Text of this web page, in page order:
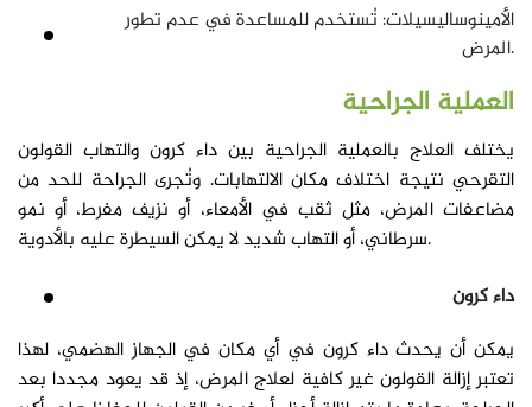
الأمينوساليسيلات: تُستخدم للمساعدة في عدم تطور
المرض.
العملية الجراحية
يختلف العلاج بالعملية الجراحية بين داء كرون والتهاب القولون
التقرحي نتيجة اختلاف مكان الالتهابات. وتُجرى الجراحة للحد من
مضاعفات المرض، مثل ثقب في الأمعاء، أو نزيف مفرط، أو نمو
سرطاني، أو التهاب شديد لا يمكن السيطرة عليه بالأدوية.
داء كرون
يمكن أن يحدث داء كرون في أي مكان في الجهاز الهضمي، لهذا
تعتبر إزالة القولون غير كافية لعلاج المرض، إذ قد يعود مجددا بعد